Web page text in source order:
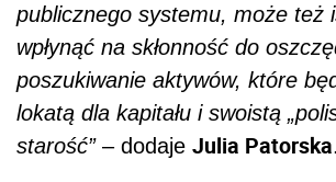
publicznego systemu, może też
wpłynąć na skłonność do
poszukiwanie aktywów, które
lokatą dla kapitału i swoistą
starość” – dodaje Julia Patorska.